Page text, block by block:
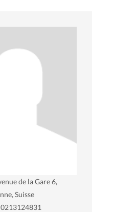
de la Gare 6,
Suisse
0213124831